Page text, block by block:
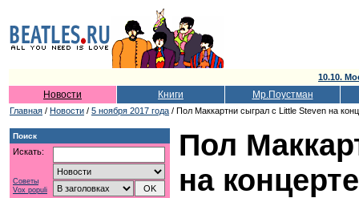
10.10.
Новости Книги Мр.Поустман
Главная / Новости / 5 ноября 2017 года / Пол Маккартни сыграл с Little Steven на
Поиск
Искать:
Советы
Vox populi
Пол
на